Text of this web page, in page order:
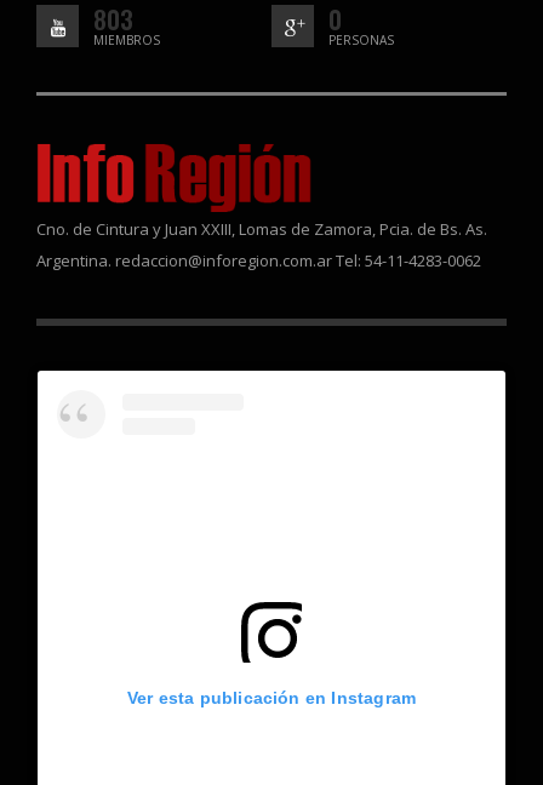
803
MIEMBROS
0
PERSONAS
Cno. de Cintura y Juan XXIII, Lomas de Zamora, Pcia. de Bs. As.
Argentina. redaccion@inforegion.com.ar Tel: 54-11-4283-0062
Ver esta publicación en Instagram